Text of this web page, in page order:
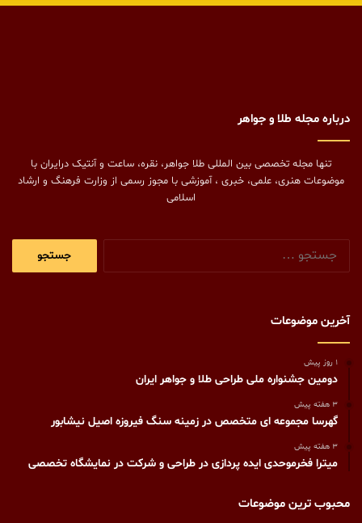
درباره مجله طلا و جواهر
تنها مجله تخصصی بین المللی طلا جواهر، نقره، ساعت و آنتیک درایران با
موضوعات هنری، علمی، خبری ، آموزشی با مجوز رسمی از وزارت فرهنگ و ارشاد
اسلامی
آخرین موضوعات
1 روز پیش
دومین جشنواره ملی طراحی طلا و جواهر ایران
3 هفته پیش
گهرسا مجموعه ای متخصص در زمینه سنگ فیروزه اصیل نیشابور
3 هفته پیش
میترا فخرموحدی ایده پردازی در طراحی و شرکت در نمایشگاه تخصصی
محبوب ترین موضوعات